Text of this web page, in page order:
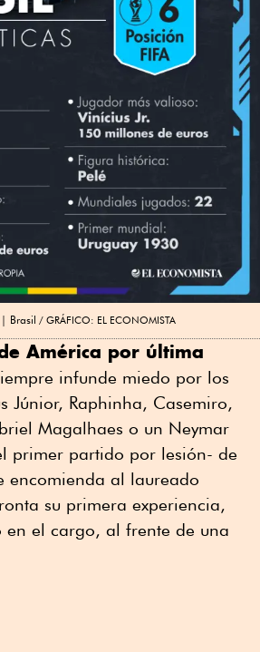
Brasil GRÁFICO: EL ECONOMISTA
América por última
infunde miedo por los
Júnior, Raphinha, Casemiro,
Magalhaes o un Neymar
primer partido por lesión- de
encomienda al laureado
su primera experiencia,
en el cargo, al frente de una